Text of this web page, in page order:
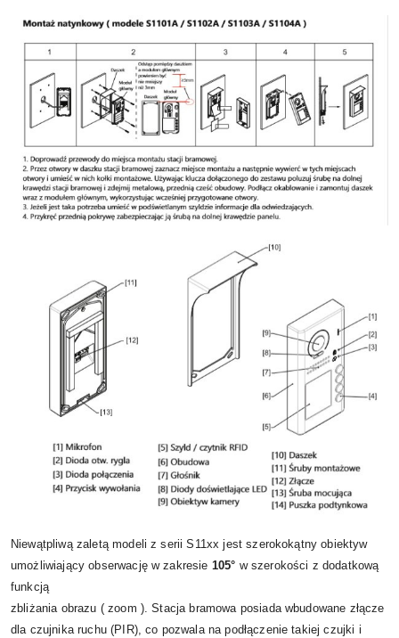
Niewątpliwą zaletą modeli z serii S11xx jest szerokokątny obiektyw
umożliwiający obserwację w zakresie 105° w szerokości z dodatkową
funkcją
zbliżania obrazu ( zoom ). Stacja bramowa posiada wbudowane złącze
dla czujnika ruchu (PIR), co pozwala na podłączenie takiej czujki i